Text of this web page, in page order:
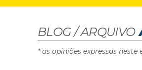
BLOG / ARQUIVO
* as opiniões expressas